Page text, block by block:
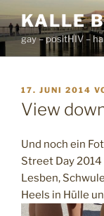
Inhalt
springen
KALLE
gay – positHIV –
AM
17. JUNI 2014
View
Und noch ein
Street Day
Lesben,
Heels in Hülle